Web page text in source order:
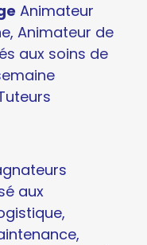
Animateur
Animateur de
aux soins de
aux